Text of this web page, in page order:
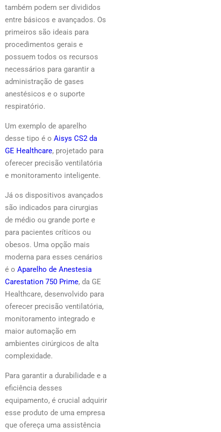
também podem ser divididos
entre básicos e avançados. Os
primeiros são ideais para
procedimentos gerais e
possuem todos os recursos
necessários para garantir a
administração de gases
anestésicos e o suporte
respiratório.
Um exemplo de aparelho
desse tipo é o Aisys CS2 da
GE Healthcare, projetado para
oferecer precisão ventilatória
e monitoramento inteligente.
Já os dispositivos avançados
são indicados para cirurgias
de médio ou grande porte e
para pacientes críticos ou
obesos. Uma opção mais
moderna para esses cenários
é o Aparelho de Anestesia
Carestation 750 Prime, da GE
Healthcare, desenvolvido para
oferecer precisão ventilatória,
monitoramento integrado e
maior automação em
ambientes cirúrgicos de alta
complexidade.
Para garantir a durabilidade e a
eficiência desses
equipamento, é crucial adquirir
esse produto de uma empresa
que ofereça uma assistência